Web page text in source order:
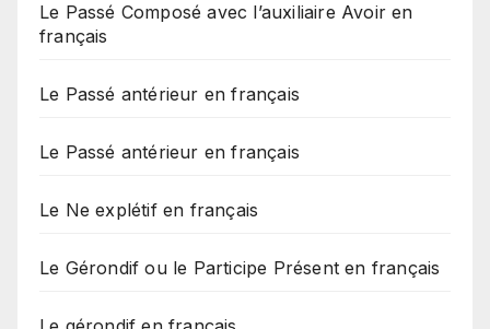
Le Passé Composé avec l’auxiliaire Avoir en
français
Le Passé antérieur en français
Le Passé antérieur en français
Le Ne explétif en français
Le Gérondif ou le Participe Présent en français